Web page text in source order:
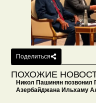
Поделиться
ПОХОЖИЕ
Никол Пашинян позвонил
Азербайджана Ильхаму